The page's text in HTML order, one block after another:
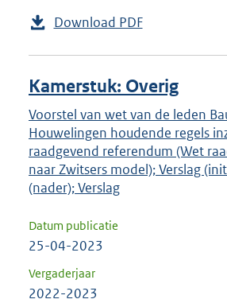
Download PDF
Kamerstuk: Overig
Voorstel van wet van de leden
Houwelingen houdende regels
raadgevend referendum (Wet
naar Zwitsers model); Verslag
(nader); Verslag
Datum publicatie
25-04-2023
Vergaderjaar
2022-2023